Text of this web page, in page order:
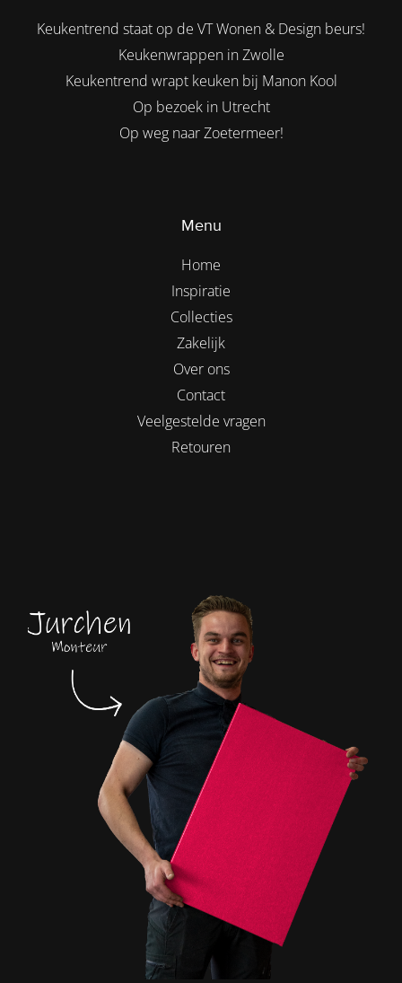
Keukentrend staat op de VT Wonen & Design beurs!
Keukenwrappen in Zwolle
Keukentrend wrapt keuken bij Manon Kool
Op bezoek in Utrecht
Op weg naar Zoetermeer!
Menu
Home
Inspiratie
Collecties
Zakelijk
Over ons
Contact
Veelgestelde vragen
Retouren